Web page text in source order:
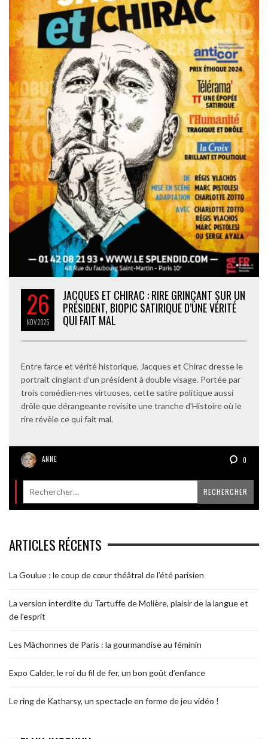
26
NOV2025
JACQUES ET CHIRAC : RIRE GRINÇANT SUR UN
PRÉSIDENT, BIOPIC SATIRIQUE D’UNE VÉRITÉ
QUI FAIT MAL
Entre farce et vérité historique, Jacques et Chirac dresse le
portrait cinglant d’un président à double visage. Portée par
trois comédien·nes virtuoses, cette satire politique aussi
drôle que dérangeante revisite une tranche d’Histoire où le
rire révèle ce qui fait mal.
ANNE 0
ARTICLES RÉCENTS
La Goulue : le coup de cœur théâtral de l’été parisien
La version interdite du Tartuffe de Molière, plaisir de la langue et
de l’esprit
Les Mâchonnes de Paris : la gourmandise au féminin
Expo Calder, le roi du fil de fer, un bon goût d’enfance
Le ring de Katharsy, un spectacle en forme de jeu vidéo !